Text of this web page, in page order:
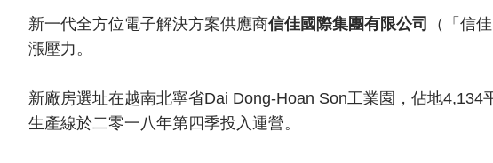
新一代全方位電子解決方案供應商信佳國際集團有限公司
（「信
漲壓力。
新廠房選址在越南北寧省Dai Dong-Hoan Son工業園，佔地
生產線於二零一八年第四季投入運營。